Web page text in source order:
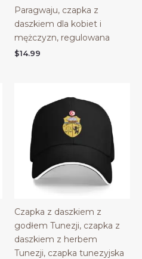
Paragwaju, czapka z
daszkiem dla kobiet i
mężczyzn, regulowana
$14.99
Czapka z daszkiem z
godłem Tunezji, czapka z
daszkiem z herbem
Tunezji, czapka tunezyjska